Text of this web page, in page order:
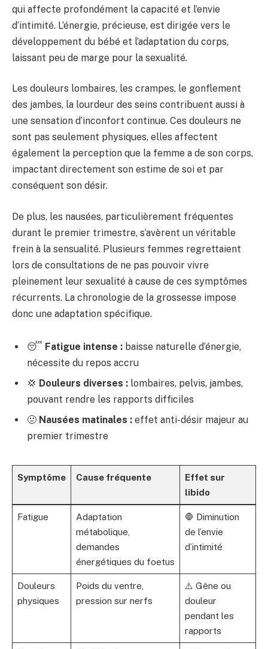
qui affecte profondément la capacité et l’envie
d’intimité. L’énergie, précieuse, est dirigée vers le
développement du bébé et l’adaptation du corps,
laissant peu de marge pour la sexualité.
Les douleurs lombaires, les crampes, le gonflement
des jambes, la lourdeur des seins contribuent aussi à
une sensation d’inconfort continue. Ces douleurs ne
sont pas seulement physiques, elles affectent
également la perception que la femme a de son corps,
impactant directement son estime de soi et par
conséquent son désir.
De plus, les nausées, particulièrement fréquentes
durant le premier trimestre, s’avèrent un véritable
frein à la sensualité. Plusieurs femmes regrettaient
lors de consultations de ne pas pouvoir vivre
pleinement leur sexualité à cause de ces symptômes
récurrents. La chronologie de la grossesse impose
donc une adaptation spécifique.
😴 Fatigue intense : baisse naturelle d’énergie,
nécessite du repos accru
💢 Douleurs diverses : lombaires, pelvis, jambes,
pouvant rendre les rapports difficiles
🤢 Nausées matinales : effet anti-désir majeur au
premier trimestre
Symptôme Cause fréquente
Effet sur
libido
Fatigue
Adaptation
métabolique,
demandes
énergétiques du foetus
🛑 Diminution
de l’envie
d’intimité
Douleurs
physiques
Poids du ventre,
pression sur nerfs
⚠️ Gêne ou
douleur
pendant les
rapports